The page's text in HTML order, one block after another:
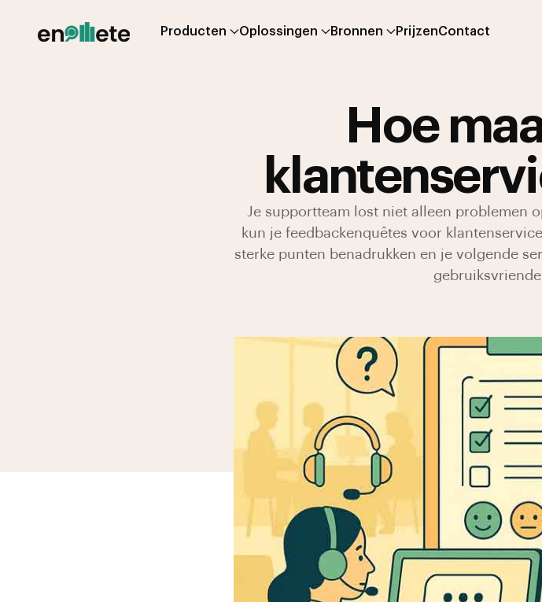
Producten Oplossingen Bronnen PrijzenContact
Hoe
Je supportteam lost niet alleen problemen
kun je feedbackenquêtes voor
sterke punten benadrukken en je volgende